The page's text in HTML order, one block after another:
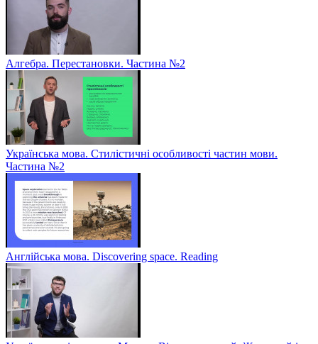
Алгебра. Перестановки. Частина №2
Українська мова. Стилістичні особливості частин мови.
Частина №2
Англійська мова. Discovering space. Reading